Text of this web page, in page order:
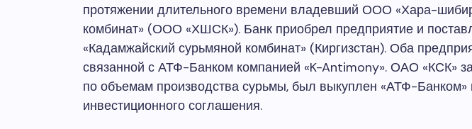
протяжении длительного времени владевший ООО «Хара-
комбинат» (ООО «ХШСК»). Банк приобрел предприятие и
«Кадамжайский сурьмяной комбинат» (Киргизстан). Оба
связанной с АТФ-Банком компанией «K-Antimony». ОАО «КСК»
по объемам производства сурьмы, был выкуплен «АТФ-Банком»
инвестиционного соглашения.